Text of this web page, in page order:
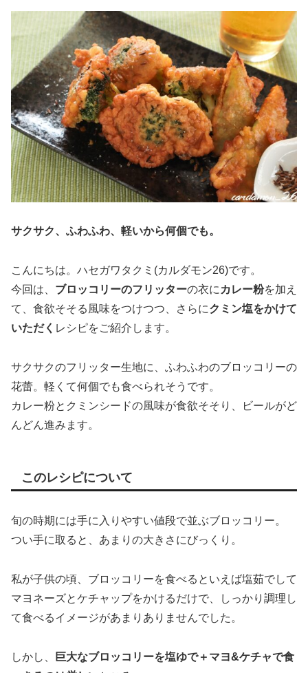
サクサク、ふわふわ、軽いから何個でも。
こんにちは。ハセガワタクミ(カルダモン26)です。
今回は、 ブロッコリーのフリッターの衣に カレー粉を加え
て、食欲そそる風味をつけつつ、さらにクミン塩をかけて
いただく レシピをご紹介します。
サクサクのフリッター生地に、ふわふわのブロッコリーの
花蕾。軽くて何個でも食べられそうです。
カレー粉とクミンシードの風味が食欲そそり、ビールがど
んどん進みます。
このレシピについて
旬の時期には手に入りやすい値段で並ぶブロッコリー。
つい手に取ると、あまりの大きさにびっくり。
私が子供の頃、ブロッコリーを食べるといえば塩茹でして
マヨネーズとケチャップをかけるだけで、しっかり調理し
て食べるイメージがあまりありませんでした。
しかし、
巨大なブロッコリーを塩ゆで＋マヨ&ケチャで食